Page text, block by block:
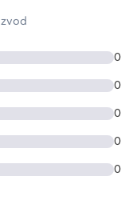
0
0
0
0
0